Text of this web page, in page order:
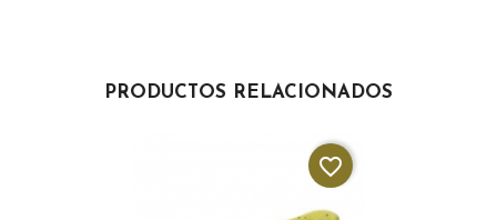
PRODUCTOS RELACIONADOS
favorite_border